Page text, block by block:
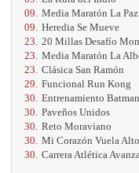
09. Media Maratón La
09. Heredia Se Mueve
23. 20 Millas Desafío
23. Media Maratón La
23. Clásica San Ramón
29. Funcional Run Kong
30. Entrenamiento Batman
30. Paveños Unidos
30. Reto Moraviano
30. Mi Corazón Vuela Alto
30. Carrera Atlética Avanza